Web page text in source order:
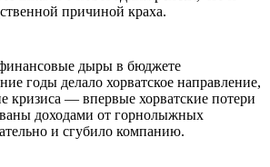
причиной краха.
дыры в бюджете
годы делало хорватское направление,
кризиса — впервые хорватские потери
доходами от горнолыжных
и сгубило компанию.